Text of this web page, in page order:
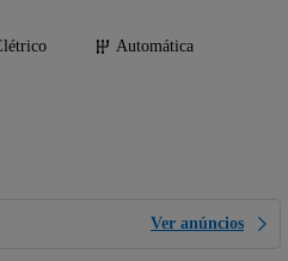
Automática
Ver anúncios